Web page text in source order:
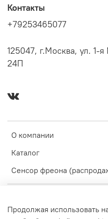
О компании
Каталог
Сенсор фреона
Пользовательское
Контакты
+79253465077
125047, г.Москва, ул. 1-
24П
Продолжая использовать